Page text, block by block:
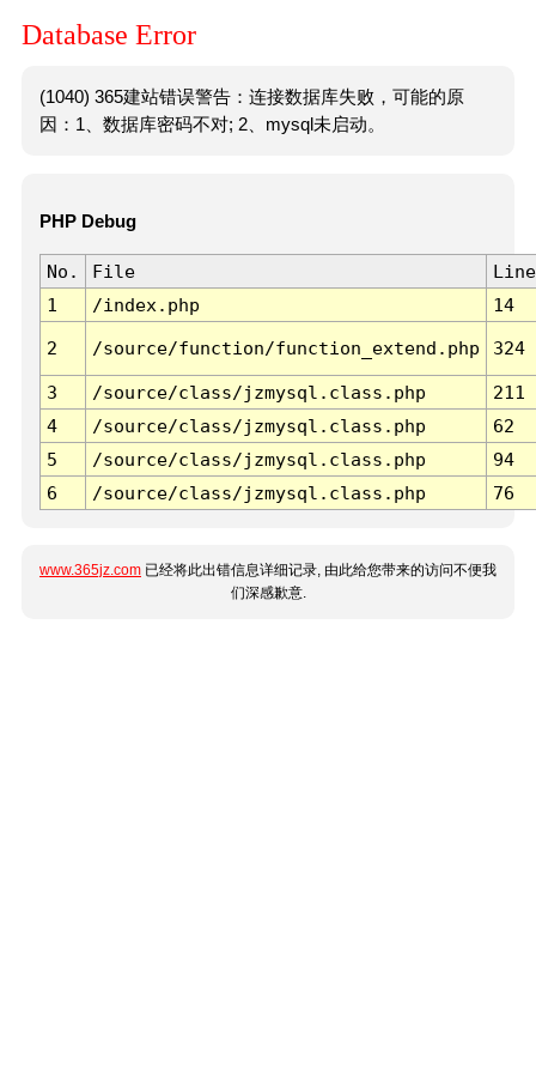
Database Error
(1040) 365建站错误警告：连接数据库失败，可能的原
因：1、数据库密码不对; 2、mysql未启动。
PHP Debug
No. File
Line
1
/index.php 14
2 /source/function/function_extend.php 324
3 /source/class/jzmysql.class.php
211
4
/source/class/jzmysql.class.php
62
5
/source/class/jzmysql.class.php
94
6
/source/class/jzmysql.class.php 76
www.365jz.com 已经将此出错信息详细记录, 由此给您带来的访问不便我
们深感歉意.